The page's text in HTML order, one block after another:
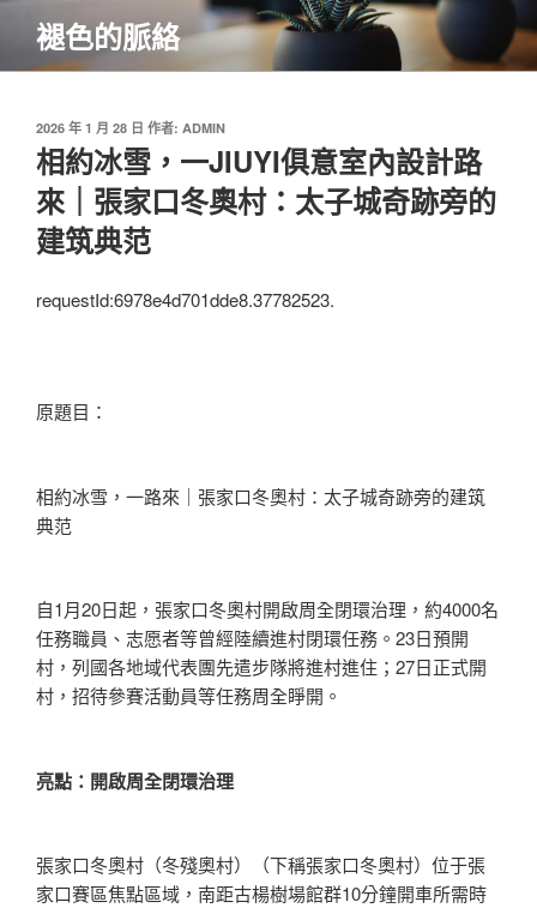
主
褪色的脈絡
發
佈
於
2026 年 1 月 28 日 作者: ADMIN
相約冰雪，一JIUYI俱意室內設計路
來｜張家口冬奧村：太子城奇跡旁的
建筑典范
requestId:6978e4d701dde8.37782523.
原題目：
相約冰雪，一路來｜張家口冬奧村：太子城奇跡旁的建筑
典范
自1月20日起，張家口冬奧村開啟周全閉環治理，約4000名
任務職員、志愿者等曾經陸續進村閉環任務。23日預開
村，列國各地域代表團先遣步隊將進村進住；27日正式開
村，招待參賽活動員等任務周全睜開。
亮點：開啟周全閉環治理
張家口冬奧村（冬殘奧村）（下稱張家口冬奧村）位于張
家口賽區焦點區域，南距古楊樹場館群10分鐘開車所需時